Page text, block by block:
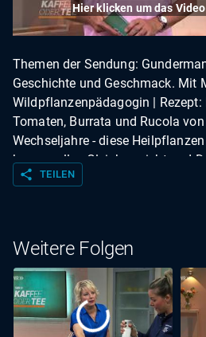
Hier klicken um das
Themen der Sendung:
Geschichte und Geschmack. Mit
Wildpflanzenpädagogin |
Tomaten, Burrata und Rucola
Wechseljahre - diese
hormonelles Gleichgewicht und
Ganz ohne Alkohol, Aluminium
Menschen im Südwesten: Ralf
share TEILEN
Weitere Folgen